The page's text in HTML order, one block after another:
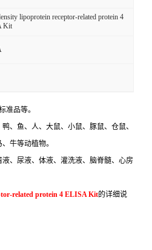
lipoprotein receptor-related protein 4
Kit
准品等。
、鱼、人、大鼠、小鼠、豚鼠、仓鼠、
牛等动植物。
、尿液、体液、灌洗液、脑脊髓、心房
related protein 4 ELISA Kit的详细说